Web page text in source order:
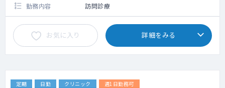
勤務内容 訪問診療
お気に入り 詳細をみる
定期 日勤 クリニック 週1日勤務可